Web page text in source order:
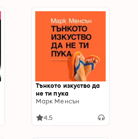
Тънкото изкуство да
не ти пука
Марк Менсън
4.5